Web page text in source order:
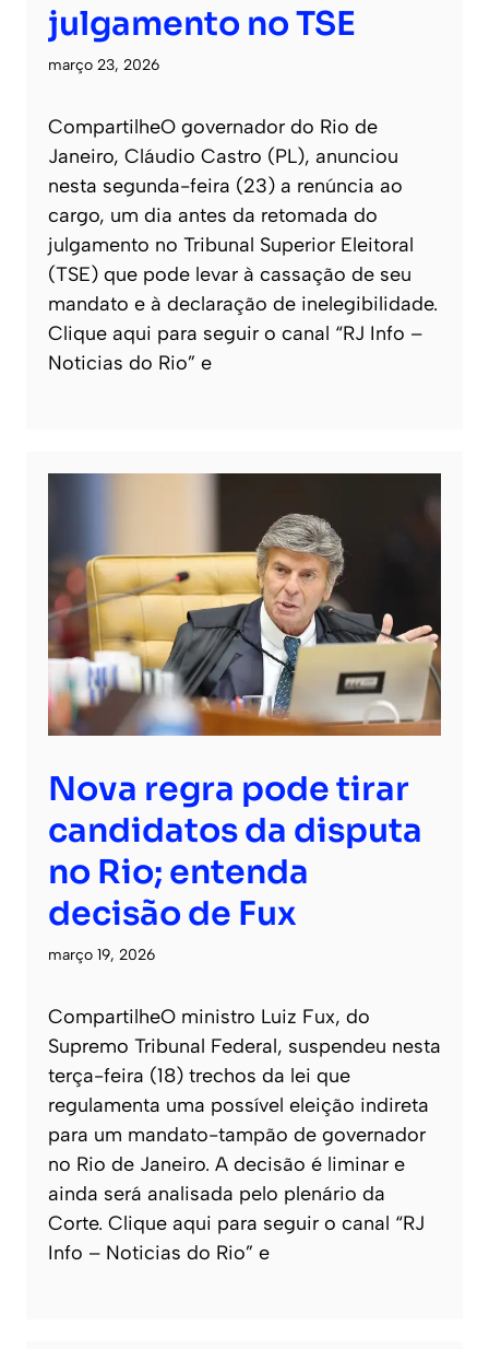
julgamento no TSE
março 23, 2026
CompartilheO governador do Rio de
Janeiro, Cláudio Castro (PL), anunciou
nesta segunda-feira (23) a renúncia ao
cargo, um dia antes da retomada do
julgamento no Tribunal Superior Eleitoral
(TSE) que pode levar à cassação de seu
mandato e à declaração de inelegibilidade.
Clique aqui para seguir o canal “RJ Info –
Noticias do Rio” e
Nova regra pode tirar
candidatos da disputa
no Rio; entenda
decisão de Fux
março 19, 2026
CompartilheO ministro Luiz Fux, do
Supremo Tribunal Federal, suspendeu nesta
terça-feira (18) trechos da lei que
regulamenta uma possível eleição indireta
para um mandato-tampão de governador
no Rio de Janeiro. A decisão é liminar e
ainda será analisada pelo plenário da
Corte. Clique aqui para seguir o canal “RJ
Info – Noticias do Rio” e